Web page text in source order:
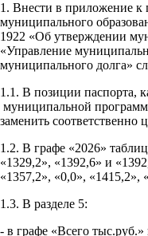
1. Внести в приложение
муниципального
1922 «Об утверждении
«Управление
муниципального долга»
1.1. В позиции паспорта,
муниципальной
заменить соответственно
1.2. В графе «2026»
«1329,2», «1392,6» и
«1357,2», «0,0», «1415,2»,
1.3. В разделе 5:
- в графе «Всего